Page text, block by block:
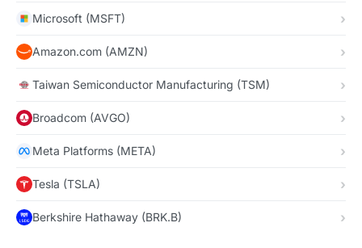
Microsoft (MSFT)
Amazon.com (AMZN)
Taiwan Semiconductor Manufacturing (TSM)
Broadcom (AVGO)
Meta Platforms (META)
Tesla (TSLA)
Berkshire Hathaway (BRK.B)